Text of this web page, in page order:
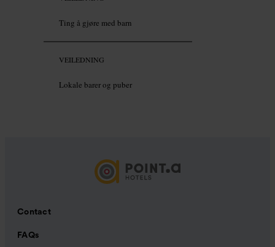
Ting å gjøre med barn
VEILEDNING
Lokale barer og puber
Contact
FAQs